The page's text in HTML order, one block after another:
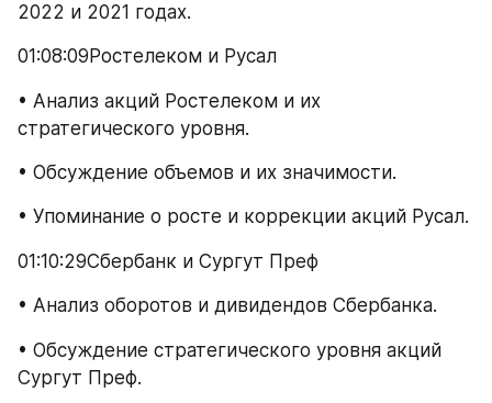
2022 и 2021 годах.
01:08:09Ростелеком и Русал
• Анализ акций Ростелеком и их
стратегического уровня.
• Обсуждение объемов и их значимости.
• Упоминание о росте и коррекции акций Русал.
01:10:29Сбербанк и Сургут Преф
• Анализ оборотов и дивидендов Сбербанка.
• Обсуждение стратегического уровня акций
Сургут Преф.